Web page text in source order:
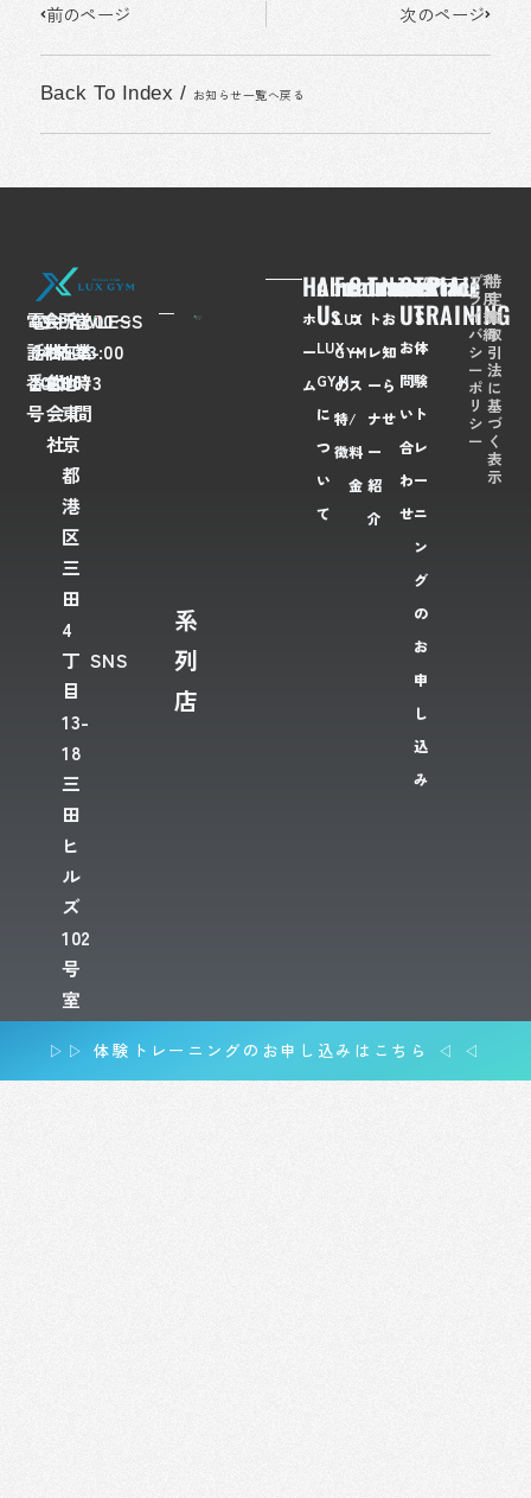
前のページ 次のページ
Back To Index / お知らせ一覧へ戻る
電
話
番
号
03-
6435-
2028
会
社
名
FLAWLESS
株
式
会
社
所
在
地
〒
108-
0073
東
京
都
港
区
三
田
4
丁
目
13-
18
三
田
ヒ
ル
ズ
102
号
室
営
業
時
間
7:00〜
23:00
SNS
系
列
店
Home
ホ
ー
ム
About
Us
LUX
GYM
に
つ
い
て
Feaures
LUX
GYM
の
特
徴
Course/Price
コ
ー
ス
/
料
金
Trainer
ト
レ
ー
ナ
ー
紹
介
News
お
知
ら
せ
Contact
Us
お
問
い
合
わ
せ
TRIAL
TRAINING
体
験
ト
レ
ー
ニ
ン
グ
の
お
申
し
込
み
プ
ラ
イ
バ
シ
ー
ポ
リ
シ
ー
利
用
規
約
特
定
商
取
引
法
に
基
づ
く
表
示
▷▷ 体験トレーニングのお申し込みはこちら ◁ ◁